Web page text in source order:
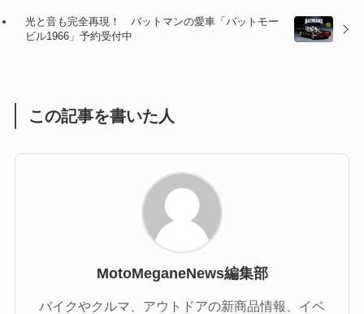
(1)
光と音も完全再現！ バットマンの愛車「バットモー
ビル1966」予約受付中
この記事を書いた人
MotoMeganeNews編集部
バイクやクルマ、アウトドアの新商品情報、イベ